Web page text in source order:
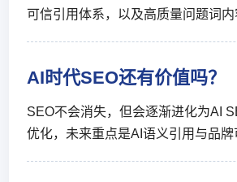
可信引用体系，以及高质量问题词内
AI时代SEO还有价值吗？
SEO不会消失，但会逐渐进化为AI
优化，未来重点是AI语义引用与品牌